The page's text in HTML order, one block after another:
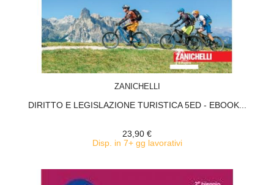
ZANICHELLI
DIRITTO E LEGISLAZIONE TURISTICA 5ED - EBOOK...
23,90 €
Disp. in 7+ gg lavorativi